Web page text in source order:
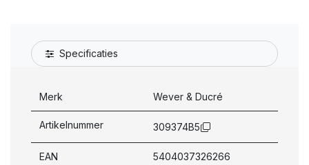
Specificaties
Merk Wever & Ducré
Artikelnummer 309374B5
EAN 5404037326266